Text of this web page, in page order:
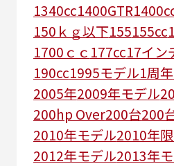
1340cc1400GTR
150ｋｇ以下155155cc
1700ｃｃ 177cc17イン
190cc1995モデル1周年
2005年2009年モデル
200hp Over200台200
2010年モデル2010年
2012年モデル2013年